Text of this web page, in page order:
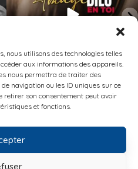
nous utilisons des technologies telles
aux informations des appareils.
nous permettra de traiter des
navigation ou les ID uniques sur ce
retirer son consentement peut avoir
et fonctions.
sur Instagram
DE COOKIES (UE)